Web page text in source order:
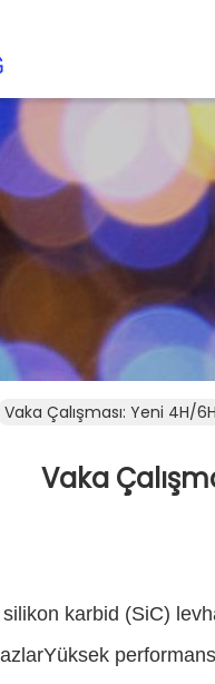
Vaka Çalışması: Yeni 4H/
Vaka
karbid (SiC)